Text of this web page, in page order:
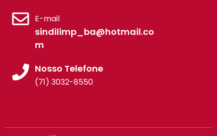
E-mail
sindilimp_ba@hotmail.co
m
Nosso Telefone
(71) 3032-8550